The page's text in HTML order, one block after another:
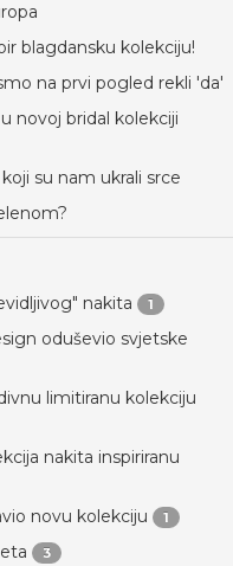
blagdansku kolekciju!
na prvi pogled rekli 'da'
novoj bridal kolekciji
su nam ukrali srce
nakita 1
oduševio svjetske
limitiranu kolekciju
nakita inspiriranu
novu kolekciju 1
3